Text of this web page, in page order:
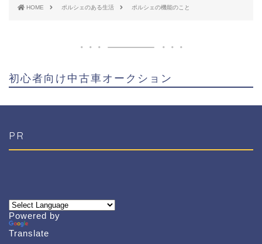
HOME ポルシェのある生活 ポルシェの機能のこと
初心者向け中古車オークション
PR
Powered by
Translate